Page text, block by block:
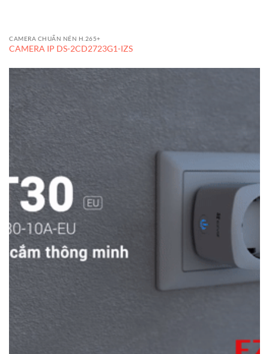
CAMERA CHUẨN NÉN H.265+
CAMERA IP DS-2CD2723G1-IZS